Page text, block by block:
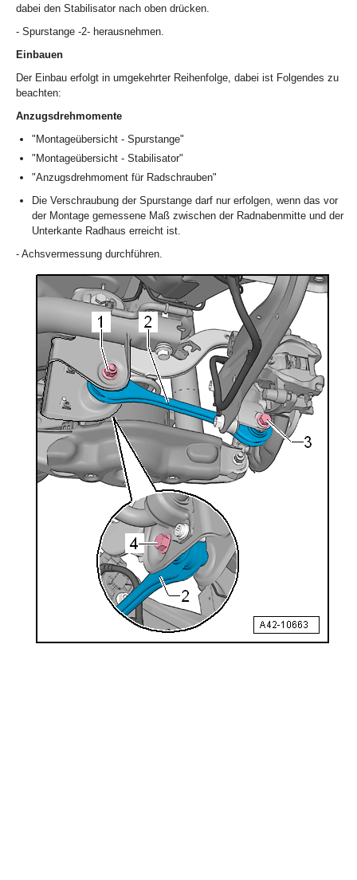
dabei den Stabilisator nach oben drücken.
- Spurstange -2- herausnehmen.
Einbauen
Der Einbau erfolgt in umgekehrter Reihenfolge, dabei ist Folgendes zu
beachten:
Anzugsdrehmomente
"Montageübersicht - Spurstange"
"Montageübersicht - Stabilisator"
"Anzugsdrehmoment für Radschrauben"
Die Verschraubung der Spurstange darf nur erfolgen, wenn das vor
der Montage gemessene Maß zwischen der Radnabenmitte und der
Unterkante Radhaus erreicht ist.
- Achsvermessung durchführen.